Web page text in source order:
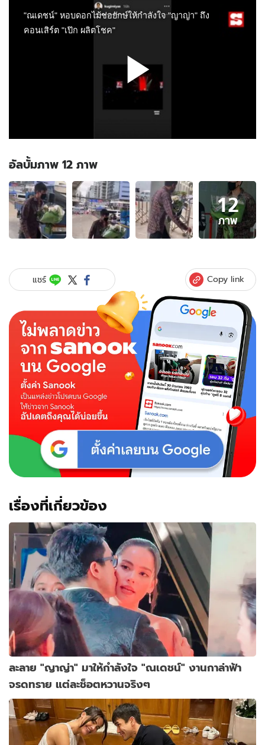
อัลบั้มภาพ 12 ภาพ
อัลบั้ม
ภาพ
12
ภาพ
ของ
หอบ
ดอกไม้
ยักษ์
ให้
กำลัง
"ญาญ่า"
คอนเสิร์ต
"เป๊ก
ผลิต
12
ภาพ
แชร์ Copy link
เรื่องที่เกี่ยวข้อง
ละลาย "ญาญ่า" มาให้กำลังใจ "ณเดชน์" งานกาล่าฟ้า
จรดทราย แต่ละช็อตหวานจริงๆ